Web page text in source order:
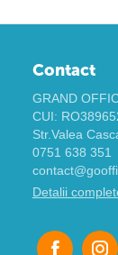
Contact
GRAND
CUI:
Str.Valea
0751 638 351
Detalii